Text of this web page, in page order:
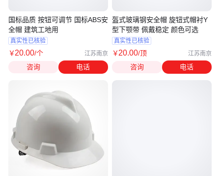
国标品质 按钮可调节 国标ABS安
全帽 建筑工地用
真实性已核验
￥20.00/个 江苏南京
咨询 电话
盔式玻璃钢安全帽 旋钮式帽衬Y
型下颚带 佩戴稳定 颜色可选
真实性已核验
￥20.00/顶 江苏南京
咨询 电话